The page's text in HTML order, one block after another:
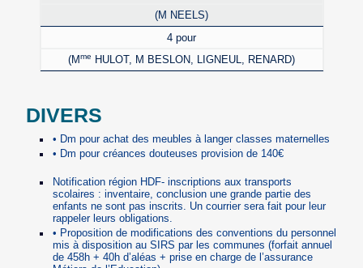
(M NEELS)
4 pour
(Mme HULOT, M BESLON, LIGNEUL, RENARD)
DIVERS
• Dm pour achat des meubles à langer classes maternelles
• Dm pour créances douteuses provision de 140€
Notification région HDF- inscriptions aux transports
scolaires : inventaire, conclusion une grande partie des
enfants ne sont pas inscrits. Un courrier sera fait pour leur
rappeler leurs obligations.
• Proposition de modifications des conventions du personnel
mis à disposition au SIRS par les communes (forfait annuel
de 458h + 40h d’aléas + prise en charge de l’assurance